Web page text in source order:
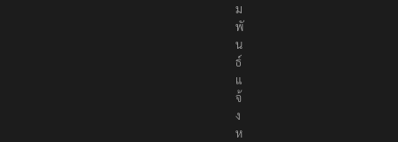
ม
พั
น
ธ์
แ
จ้
ง
ห